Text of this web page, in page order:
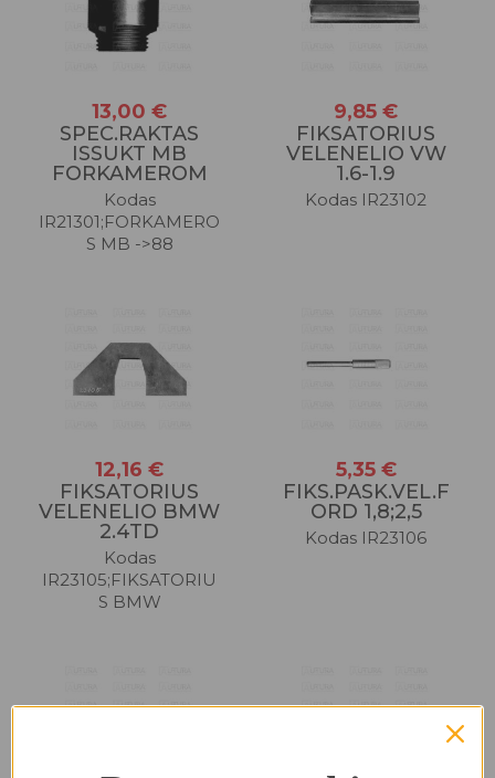
13,00 €
SPEC.RAKTAS
ISSUKT MB
FORKAMEROM
Kodas
IR21301;FORKAMERO
S MB ->88
9,85 €
FIKSATORIUS
VELENELIO VW
1.6-1.9
Kodas IR23102
12,16 €
FIKSATORIUS
VELENELIO BMW
2.4TD
Kodas
IR23105;FIKSATORIU
S BMW
5,35 €
FIKS.PASK.VEL.F
ORD 1,8;2,5
Kodas IR23106
Prenumeruokite